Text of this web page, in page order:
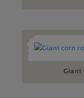
Giant